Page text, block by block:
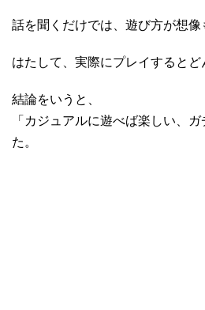
話を聞くだけでは、遊び方が想像
はたして、実際にプレイするとど
結論をいうと、
「カジュアルに遊べば楽しい、
た。